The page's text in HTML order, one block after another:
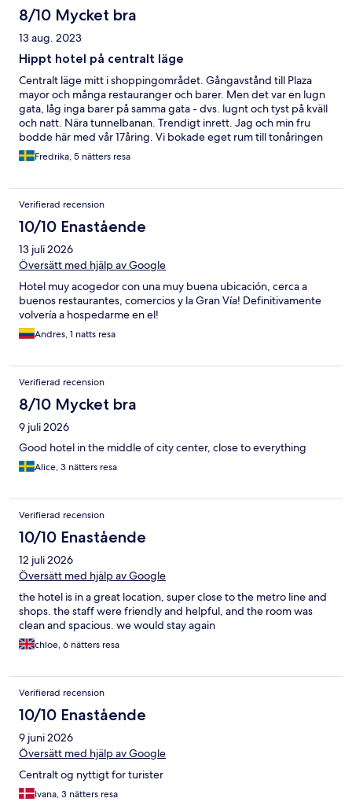
8/10 Mycket bra
13 aug. 2023
Hippt hotel på centralt läge
Centralt läge mitt i shoppingområdet. Gångavstånd till Plaza
mayor och många restauranger och barer. Men det var en lugn
gata, låg inga barer på samma gata - dvs. lugnt och tyst på kväll
och natt. Nära tunnelbanan. Trendigt inrett. Jag och min fru
bodde här med vår 17åring. Vi bokade eget rum till tonåringen
som tyckte att det var ett coolt ställe och trivdes med att få eget
space. Frukosten serverades i ett modernt café som satt ihop
serverades vid bordet, ej buffé. Man beställde från en fast
meny: Kaffe/te, juice/smoothie,
toast/matvåffla/galette/omelett, och sockerkaka. Hela
konceptet var glutenfritt, men det tänkte man inte på. Det fanns
vegetariska alternativ.
Fredrika, 5 nätters resa
Verifierad recension
10/10 Enastående
13 juli 2026
Översätt med hjälp av Google
Hotel muy acogedor con una muy buena ubicación, cerca a
buenos restaurantes, comercios y la Gran Vía! Definitivamente
volvería a hospedarme en el!
Andres, 1 natts resa
Verifierad recension
8/10 Mycket bra
9 juli 2026
Good hotel in the middle of city center, close to everything
Alice, 3 nätters resa
Verifierad recension
10/10 Enastående
12 juli 2026
Översätt med hjälp av Google
the hotel is in a great location, super close to the metro line and
shops. the staff were friendly and helpful, and the room was
clean and spacious. we would stay again
chloe, 6 nätters resa
Verifierad recension
10/10 Enastående
9 juni 2026
Översätt med hjälp av Google
Centralt og nyttigt for turister
Ivana, 3 nätters resa